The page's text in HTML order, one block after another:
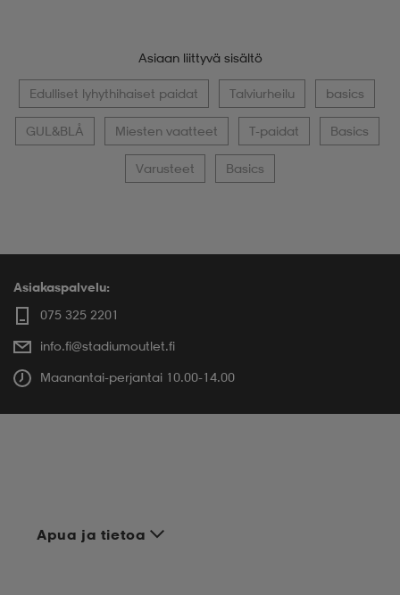
Asiaan liittyvä sisältö
Edulliset lyhythihaiset paidat Talviurheilu basics
GUL&BLÅ Miesten vaatteet T-paidat Basics
Varusteet Basics
Asiakaspalvelu:
075 325 2201
info.fi@stadiumoutlet.fi
Maanantai-perjantai 10.00-14.00
Apua ja tietoa